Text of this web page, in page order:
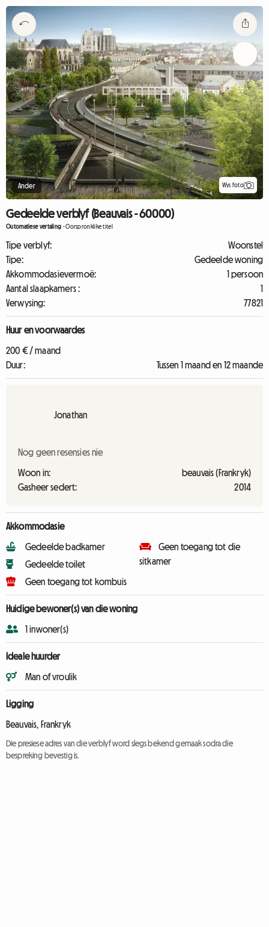
Ander Wys foto
Gedeelde verblyf (Beauvais - 60000)
Outomatiese vertaling -Oorspronklike titel
Tipe verblyf:
Woonstel
Tipe:
Gedeelde woning
Akkommodasievermoë:
1 persoon
Aantal slaapkamers :
1
Verwysing:
77821
Huur en voorwaardes
200 € / maand
Duur:
Tussen 1 maand en 12 maande
Jonathan
Nog geen resensies nie
Woon in:
beauvais (Frankryk)
Gasheer sedert:
2014
Akkommodasie
Gedeelde badkamer
Gedeelde toilet
Geen toegang tot kombuis
Geen toegang tot die
sitkamer
Huidige bewoner(s) van die woning
1 inwoner(s)
Ideale huurder
Man of vroulik
Ligging
Beauvais, Frankryk
Die presiese adres van die verblyf word slegs bekend gemaak sodra die
bespreking bevestig is.